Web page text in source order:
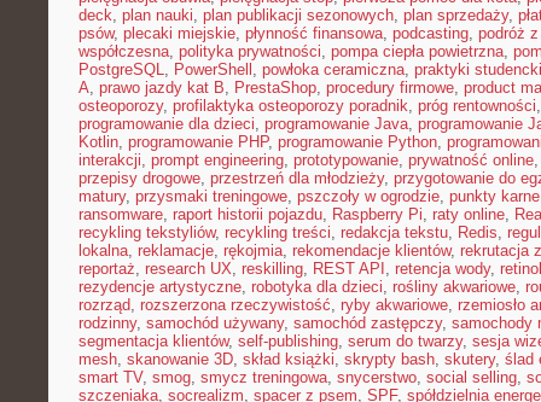
deck, plan nauki, plan publikacji sezonowych, plan sprzedaży,
psów, plecaki miejskie, płynność finansowa, podcasting, podróż
współczesna, polityka prywatności, pompa ciepła powietrzna,
PostgreSQL, PowerShell , powłoka ceramiczna, praktyki
A, prawo jazdy kat B, PrestaShop, procedury firmowe, product
osteoporozy, profilaktyka osteoporozy poradnik, próg rentowności
programowanie dla dzieci, programowanie Java, programowanie
Kotlin, programowanie PHP, programowanie Python,
interakcji, prompt engineering, prototypowanie, prywatność online
przepisy drogowe, przestrzeń dla młodzieży, przygotowanie do
matury, przysmaki treningowe, pszczoły w ogrodzie, punkty karne
ransomware, raport historii pojazdu, Raspberry Pi, raty online,
recykling tekstyliów, recykling treści, redakcja tekstu, Redis,
lokalna, reklamacje, rękojmia, rekomendacje klientów, rekrutacja
reportaż, research UX, reskilling, REST API , retencja wody, retinol
rezydencje artystyczne, robotyka dla dzieci, rośliny akwariowe,
rozrząd, rozszerzona rzeczywistość, ryby akwariowe, rzemiosło
rodzinny, samochód używany, samochód zastępczy, samochody
segmentacja klientów, self-publishing, serum do twarzy, sesja
mesh, skanowanie 3D, skład książki, skrypty bash, skutery, ślad
smart TV, smog, smycz treningowa, snycerstwo, social selling,
szczeniaka, socrealizm, spacer z psem, SPF, spółdzielnia